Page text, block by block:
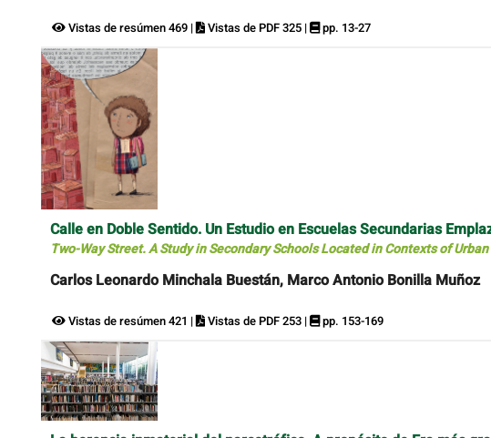
Vistas de resúmen 469 | Vistas de PDF 325 | pp. 13-27
Calle en Doble Sentido. Un Estudio en Escuelas Secundarias
Two-Way Street. A Study in Secondary Schools Located in Contexts of
Carlos Leonardo Minchala Buestán, Marco Antonio Bonilla Muñoz
Vistas de resúmen 421 | Vistas de PDF 253 | pp. 153-169